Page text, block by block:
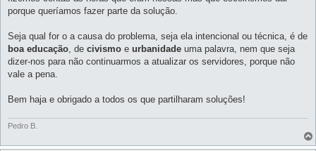
porque queríamos fazer parte da solução.
Seja qual for o a causa do problema, seja ela intencional ou técnica, é de
boa educação , de civismo e urbanidade uma palavra, nem que seja
dizer-nos para não continuarmos a atualizar os servidores, porque não
vale a pena.
Bem haja e obrigado a todos os que partilharam soluções!
Pedro B.